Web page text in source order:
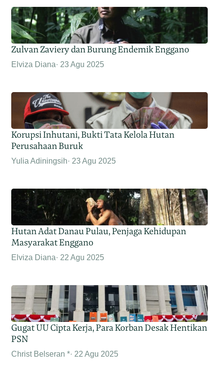
Zulvan Zaviery dan Burung Endemik Enggano
Elviza Diana 23 Agu 2025
Korupsi Inhutani, Bukti Tata Kelola Hutan
Perusahaan Buruk
Yulia Adiningsih 23 Agu 2025
Hutan Adat Danau Pulau, Penjaga Kehidupan
Masyarakat Enggano
Elviza Diana 22 Agu 2025
Gugat UU Cipta Kerja, Para Korban Desak Hentikan
PSN
Christ Belseran * 22 Agu 2025